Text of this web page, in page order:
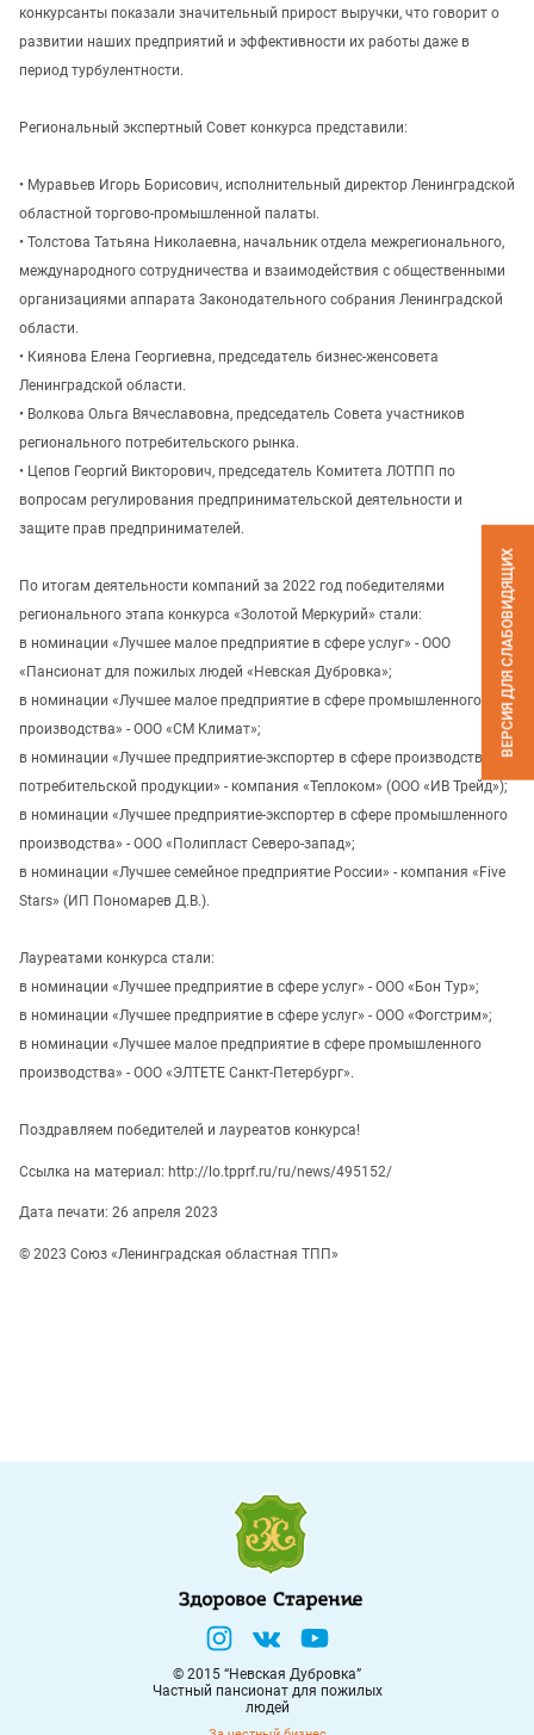
ВЕРСИЯ ДЛЯ СЛАБОВИДЯЩИХ
конкурсанты показали значительный прирост выручки, что говорит о
развитии наших предприятий и эффективности их работы даже в
период турбулентности.
Региональный экспертный Совет конкурса представили:
• Муравьев Игорь Борисович, исполнительный директор Ленинградской
областной торгово-промышленной палаты.
• Толстова Татьяна Николаевна, начальник отдела межрегионального,
международного сотрудничества и взаимодействия с общественными
организациями аппарата Законодательного собрания Ленинградской
области.
• Киянова Елена Георгиевна, председатель бизнес-женсовета
Ленинградской области.
• Волкова Ольга Вячеславовна, председатель Совета участников
регионального потребительского рынка.
• Цепов Георгий Викторович, председатель Комитета ЛОТПП по
вопросам регулирования предпринимательской деятельности и
защите прав предпринимателей.
По итогам деятельности компаний за 2022 год победителями
регионального этапа конкурса «Золотой Меркурий» стали:
в номинации «Лучшее малое предприятие в сфере услуг» - ООО
«Пансионат для пожилых людей «Невская Дубровка»;
в номинации «Лучшее малое предприятие в сфере промышленного
производства» - ООО «СМ Климат»;
в номинации «Лучшее предприятие-экспортер в сфере производства
потребительской продукции» - компания «Теплоком» (ООО «ИВ Трейд»);
в номинации «Лучшее предприятие-экспортер в сфере промышленного
производства» - ООО «Полипласт Северо-запад»;
в номинации «Лучшее семейное предприятие России» - компания «Five
Stars» (ИП Пономарев Д.В.).
Лауреатами конкурса стали:
в номинации «Лучшее предприятие в сфере услуг» - ООО «Бон Тур»;
в номинации «Лучшее предприятие в сфере услуг» - ООО «Фогстрим»;
в номинации «Лучшее малое предприятие в сфере промышленного
производства» - ООО «ЭЛТЕТЕ Санкт-Петербург».
Поздравляем победителей и лауреатов конкурса!
Ссылка на материал: http://lo.tpprf.ru/ru/news/495152/
Дата печати: 26 апреля 2023
© 2023 Союз «Ленинградская областная ТПП»
© 2015 “Невская Дубровка”
Частный пансионат для пожилых
людей